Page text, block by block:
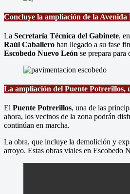
Concluye la ampliación de la
La Secretaría Técnica del Gabinete,
Raúl Caballero han llegado a su fase
Escobedo Nuevo León se prepara
La ampliación del Puente Potrerillos,
El Puente Potrerillos, una de las
ahora, los vecinos de la zona podrán
continúan en marcha.
La obra, que incluye la demolición y
arroyo. Estas obras viales en Escobedo